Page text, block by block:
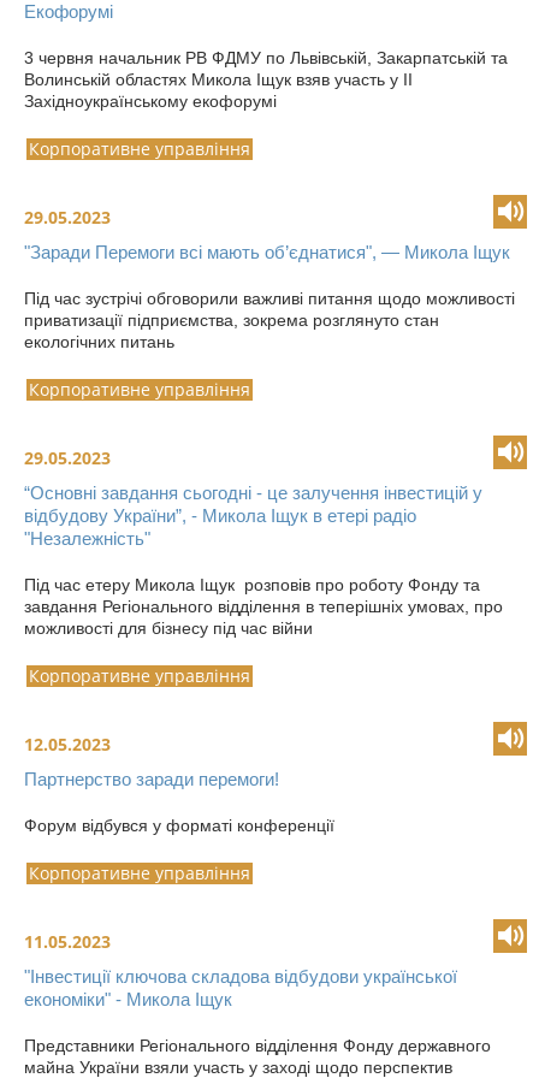
Екофорумі
3 червня начальник РВ ФДМУ по Львівській, Закарпатській та
Волинській областях Микола Іщук взяв участь у II
Західноукраїнському екофорумі
Корпоративне управління
29.05.2023
"Заради Перемоги всі мають об’єднатися", — Микола Іщук
Під час зустрічі обговорили важливі питання щодо можливості
приватизації підприємства, зокрема розглянуто стан
екологічних питань
Корпоративне управління
29.05.2023
“Основні завдання сьогодні - це залучення інвестицій у
відбудову України”, - Микола Іщук в етері радіо
"Незалежність"
Під час етеру Микола Іщук розповів про роботу Фонду та
завдання Регіонального відділення в теперішніх умовах, про
можливості для бізнесу під час війни
Корпоративне управління
12.05.2023
Партнерство заради перемоги!
Форум відбувся у форматі конференції
Корпоративне управління
11.05.2023
"Інвестиції ключова складова відбудови української
економіки" - Микола Іщук
Представники Регіонального відділення Фонду державного
майна України взяли участь у заході щодо перспектив